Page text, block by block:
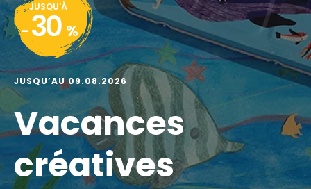
JUSQU'À
- 30 %
JUSQU’AU 09.08.2026
Vacances
créatives